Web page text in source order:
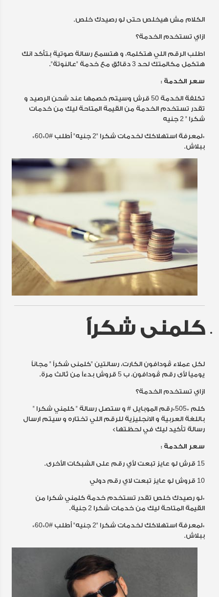
الكلام مش هيخلص حتى لو رصيدك خلص.
ازاي تستخدم الخدمة؟
اطلب الرقم اللي هتكلمه، و هتسمع رسالة صوتية بتأكد انك
هتكمل مكالمتك لحد 3 دقائق مع خدمة "عالنوتة".
سعر الخدمة :
تكلفة الخدمة 50 قرش وسيتم خصمها عند شحن الرصيد و
تقدر تستخدم الخدمة من القيمة المتاحة ليك من خدمات
شكرا " 2 جنيه
*لمعرفة استهلاكك لخدمات شكرا "2 جنيه" أطلب #0*60*
ببلاش.
كلمنى شكراً
لكل عملاء ڤودافون الكارت، رسالتين "كلمنى شكراً " مجاناً
يومياً لأى رقم ڤودافون، ب 5 قروش بدءاً من ثالث مرة.
ازاي تستخدم الخدمة؟
كلم *505*رقم الموبايل # و ستصل رسالة " كلمني شكرا "
باللغة العربية و الانجليزية للرقم اللي تختاره و سيتم ارسال
رسالة تأكيد ليك في لحظتها>
سعر الخدمة :
15 قرش لو عايز تبعت لأي رقم على الشبكات الأخرى.
10 قروش لو عايز تبعت لاي رقم دولي
*لو رصيدك خلص تقدر تستخدم خدمة كلمني شكرا من
القيمة المتاحة ليك من خدمات شكرا 2 جنية.
*لمعرفة استهلاكك لخدمات شكرا "2 جنيه" أطلب #0*60*
ببلاش.